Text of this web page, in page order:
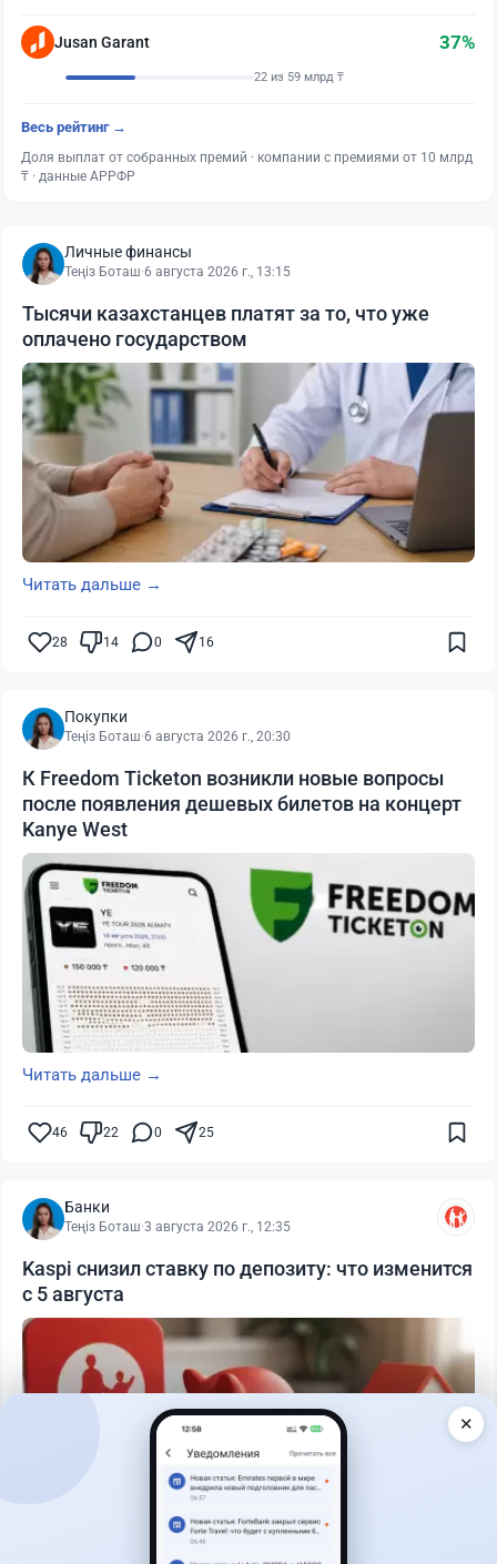
Jusan Garant 37%
22 из 59 млрд ₸
Весь рейтинг →
Доля выплат от собранных премий · компании с премиями от 10 млрд
₸ · данные АРРФР
Личные финансы
Теңіз Боташ·6 августа 2026 г., 13:15
Тысячи казахстанцев платят за то, что уже
оплачено государством
Читать дальше →
28 14 0 16
Покупки
Теңіз Боташ·6 августа 2026 г., 20:30
К Freedom Ticketon возникли новые вопросы
после появления дешевых билетов на концерт
Kanye West
Читать дальше →
46 22 0 25
Банки
Теңіз Боташ·3 августа 2026 г., 12:35
Kaspi снизил ставку по депозиту: что изменится
с 5 августа
✕